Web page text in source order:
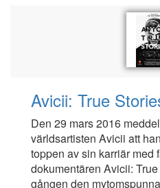
Avicii: True
Den 29 mars 2016
världsartisten Avicii att
toppen av sin karriär med
dokumentären Avicii:
gången den